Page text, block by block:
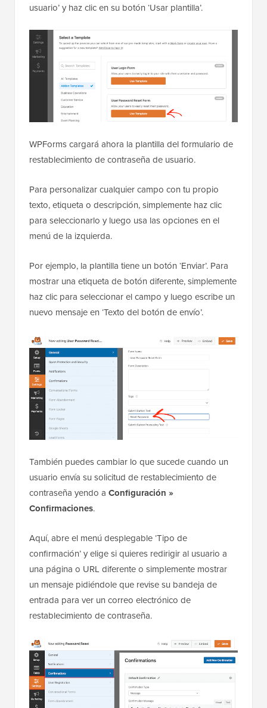
usuario’ y haz clic en su botón ‘Usar plantilla’.
WPForms cargará ahora la plantilla del formulario de
restablecimiento de contraseña de usuario.
Para personalizar cualquier campo con tu propio
texto, etiqueta o descripción, simplemente haz clic
para seleccionarlo y luego usa las opciones en el
menú de la izquierda.
Por ejemplo, la plantilla tiene un botón ‘Enviar’. Para
mostrar una etiqueta de botón diferente, simplemente
haz clic para seleccionar el campo y luego escribe un
nuevo mensaje en ‘Texto del botón de envío’.
También puedes cambiar lo que sucede cuando un
usuario envía su solicitud de restablecimiento de
contraseña yendo a Configuración »
Confirmaciones.
Aquí, abre el menú desplegable ‘Tipo de
confirmación’ y elige si quieres redirigir al usuario a
una página o URL diferente o simplemente mostrar
un mensaje pidiéndole que revise su bandeja de
entrada para ver un correo electrónico de
restablecimiento de contraseña.